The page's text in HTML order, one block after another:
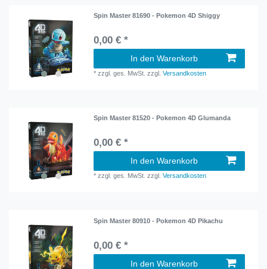
Spin Master 81690 - Pokemon 4D Shiggy
0,00 € *
In den Warenkorb
*zzgl. ges. MwSt. zzgl.Versandkosten
Spin Master 81520 - Pokemon 4D Glumanda
0,00 € *
In den Warenkorb
*zzgl. ges. MwSt. zzgl.Versandkosten
Spin Master 80910 - Pokemon 4D Pikachu
0,00 € *
In den Warenkorb